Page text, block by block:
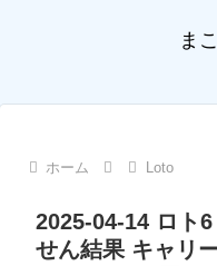
ま
ホーム Loto
2025-04-14 ロト
せん結果 キャリ